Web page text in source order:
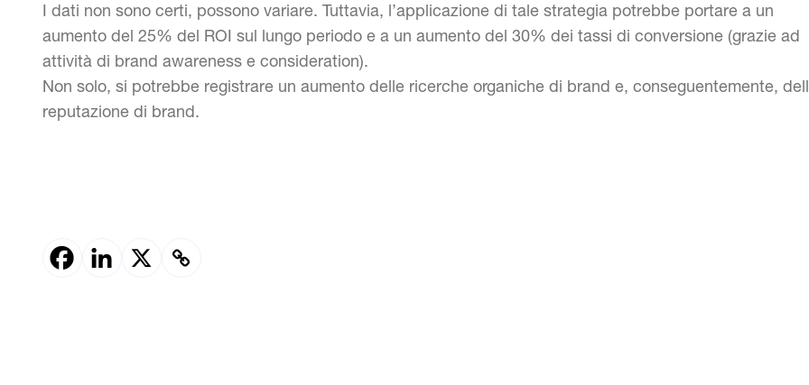
I dati non sono certi, possono variare. Tuttavia, l’applicazione di tale strategia potrebbe portare a un
aumento del 25% del ROI sul lungo periodo e a un aumento del 30% dei tassi di conversione (grazie ad
attività di brand awareness e consideration).
Non solo, si potrebbe registrare un aumento delle ricerche organiche di brand e, conseguentemente,
reputazione di brand.